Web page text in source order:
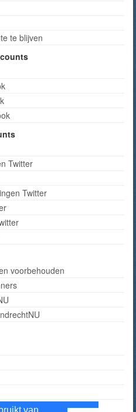
te blijven
Twitter
Twitter
voorbehouden